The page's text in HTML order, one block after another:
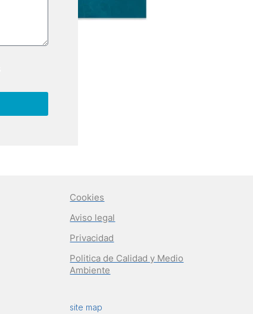
Cookies
Aviso legal
Privacidad
Politica de Calidad y Medio
Ambiente
site map